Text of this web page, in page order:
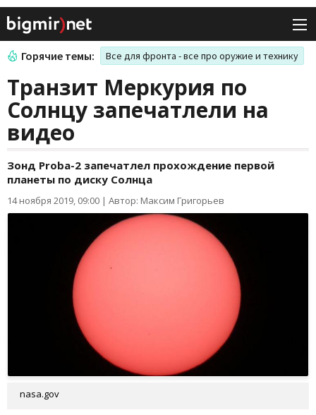
Горячие темы: Все для фронта - все про оружие и технику
Транзит Меркурия по
Солнцу запечатлели на
видео
Зонд Proba-2 запечатлел прохождение первой
планеты по диску Солнца
14 ноября 2019, 09:00 | Автор: Максим Григорьев
nasa.gov